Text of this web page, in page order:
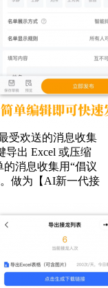
受欢送的消息收集
导出 Excel 或压缩
消息收集用“倡议
做为【AI新一代接